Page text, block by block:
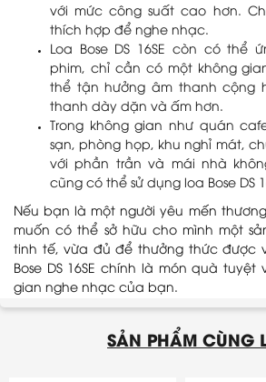
với mức công suất cao hơn.
thích hợp để nghe nhạc.
Loa Bose DS 16SE còn có thể
phim, chỉ cần có một không
thể tận hưởng âm thanh cộng
thanh dày dặn và ấm hơn.
Trong không gian như quán
sạn, phòng họp, khu nghỉ mát,
với phần trần và mái nhà
cũng có thể sử dụng loa Bose DS
Nếu bạn là một người yêu mến
muốn có thể sở hữu cho mình một
tinh tế, vừa đủ để thưởng thức được
Bose DS 16SE chính là món quà
gian nghe nhạc của bạn.
SẢN PHẨM CÙNG